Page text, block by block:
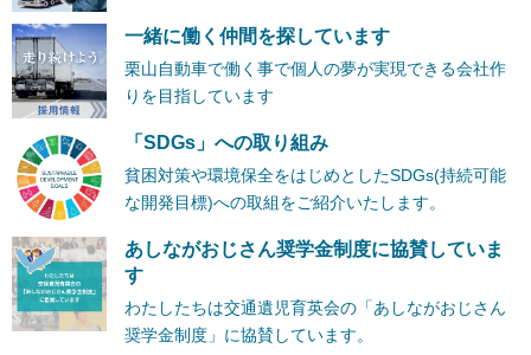
一緒に働く仲間を探しています
栗山自動車で働く事で個人の夢が実現できる会社作
りを目指しています
「SDGs」への取り組み
貧困対策や環境保全をはじめとしたSDGs(持続可能
な開発目標)への取組をご紹介いたします。
あしながおじさん奨学金制度に協賛していま
す
わたしたちは交通遺児育英会の「あしながおじさん
奨学金制度」に協賛しています。